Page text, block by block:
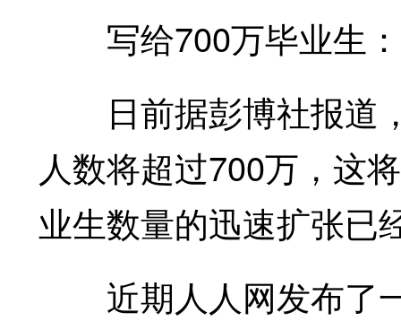
写给700万毕业生：
日前据彭博社报道
人数将超过700万，这
业生数量的迅速扩张已
近期人人网发布了一